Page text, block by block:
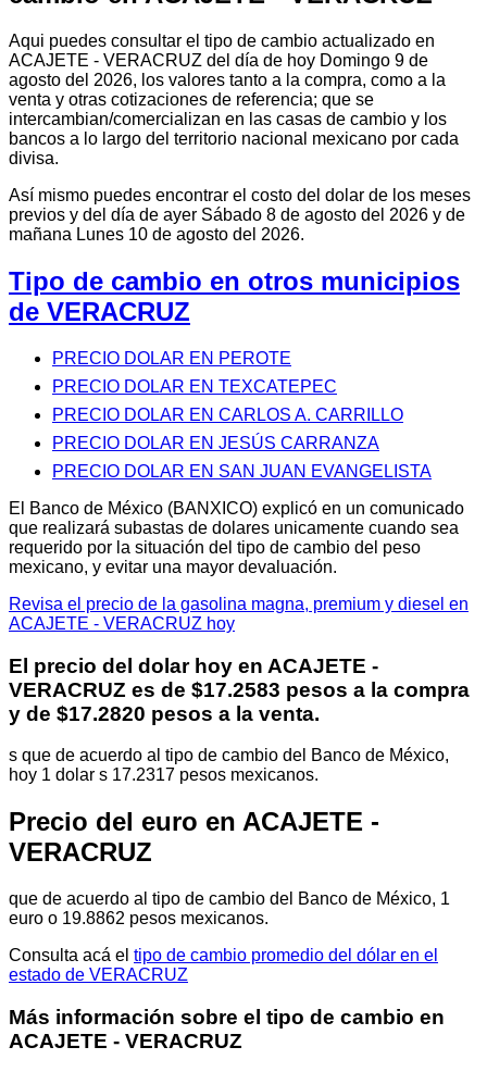
Aqui puedes consultar el tipo de cambio actualizado en
ACAJETE - VERACRUZ del día de hoy Domingo 9 de
agosto del 2026, los valores tanto a la compra, como a la
venta y otras cotizaciones de referencia; que se
intercambian/comercializan en las casas de cambio y los
bancos a lo largo del territorio nacional mexicano por cada
divisa.
Así mismo puedes encontrar el costo del dolar de los meses
previos y del día de ayer Sábado 8 de agosto del 2026 y de
mañana Lunes 10 de agosto del 2026.
Tipo de cambio en otros municipios
de VERACRUZ
PRECIO DOLAR EN PEROTE
PRECIO DOLAR EN TEXCATEPEC
PRECIO DOLAR EN CARLOS A. CARRILLO
PRECIO DOLAR EN JESÚS CARRANZA
PRECIO DOLAR EN SAN JUAN EVANGELISTA
El Banco de México (BANXICO) explicó en un comunicado
que realizará subastas de dolares unicamente cuando sea
requerido por la situación del tipo de cambio del peso
mexicano, y evitar una mayor devaluación.
Revisa el precio de la gasolina magna, premium y diesel en
ACAJETE - VERACRUZ hoy
El precio del dolar hoy en ACAJETE -
VERACRUZ es de $17.2583 pesos a la compra
y de $17.2820 pesos a la venta.
s que de acuerdo al tipo de cambio del Banco de México,
hoy 1 dolar s 17.2317 pesos mexicanos.
Precio del euro en ACAJETE -
VERACRUZ
que de acuerdo al tipo de cambio del Banco de México, 1
euro o 19.8862 pesos mexicanos.
Consulta acá el tipo de cambio promedio del dólar en el
estado de VERACRUZ
Más información sobre el tipo de cambio en
ACAJETE - VERACRUZ